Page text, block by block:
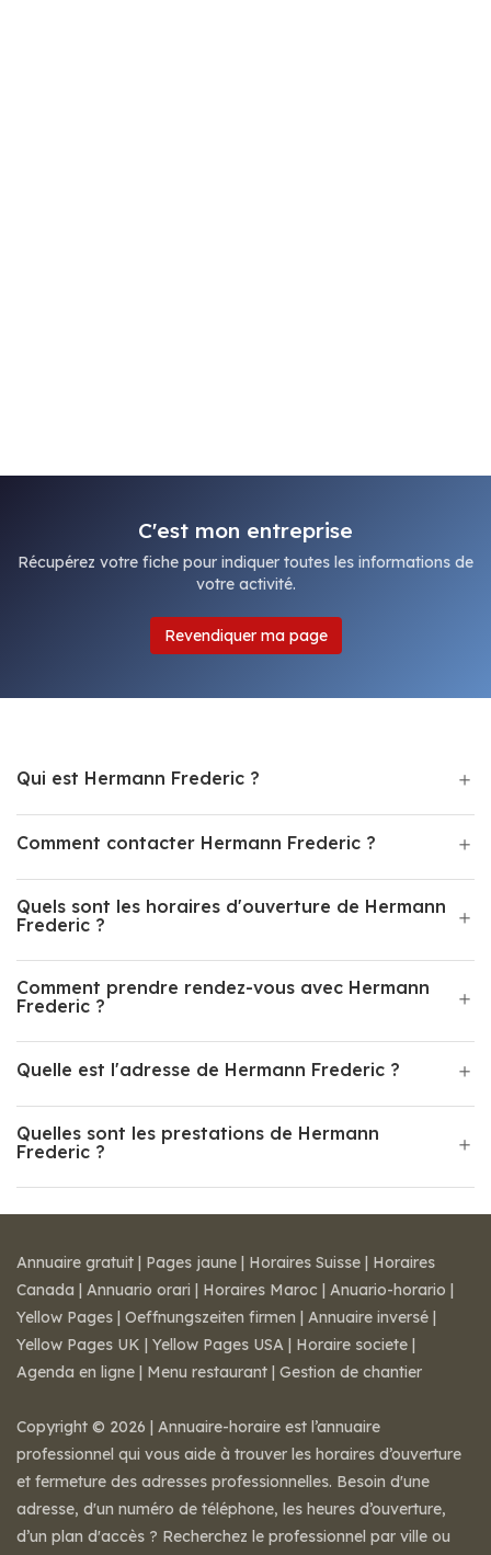
C'est mon entreprise
Récupérez votre fiche pour indiquer toutes les informations de
votre activité.
Revendiquer ma page
Qui est Hermann Frederic ?
Comment contacter Hermann Frederic ?
Quels sont les horaires d'ouverture de Hermann
Frederic ?
Comment prendre rendez-vous avec Hermann
Frederic ?
Quelle est l'adresse de Hermann Frederic ?
Quelles sont les prestations de Hermann
Frederic ?
Annuaire gratuit | Pages jaune | Horaires Suisse | Horaires
Canada | Annuario orari | Horaires Maroc | Anuario-horario |
Yellow Pages | Oeffnungszeiten firmen | Annuaire inversé |
Yellow Pages UK | Yellow Pages USA | Horaire societe |
Agenda en ligne | Menu restaurant | Gestion de chantier
Copyright © 2026 | Annuaire-horaire est l’annuaire
professionnel qui vous aide à trouver les horaires d’ouverture
et fermeture des adresses professionnelles. Besoin d'une
adresse, d'un numéro de téléphone, les heures d’ouverture,
d’un plan d'accès ? Recherchez le professionnel par ville ou